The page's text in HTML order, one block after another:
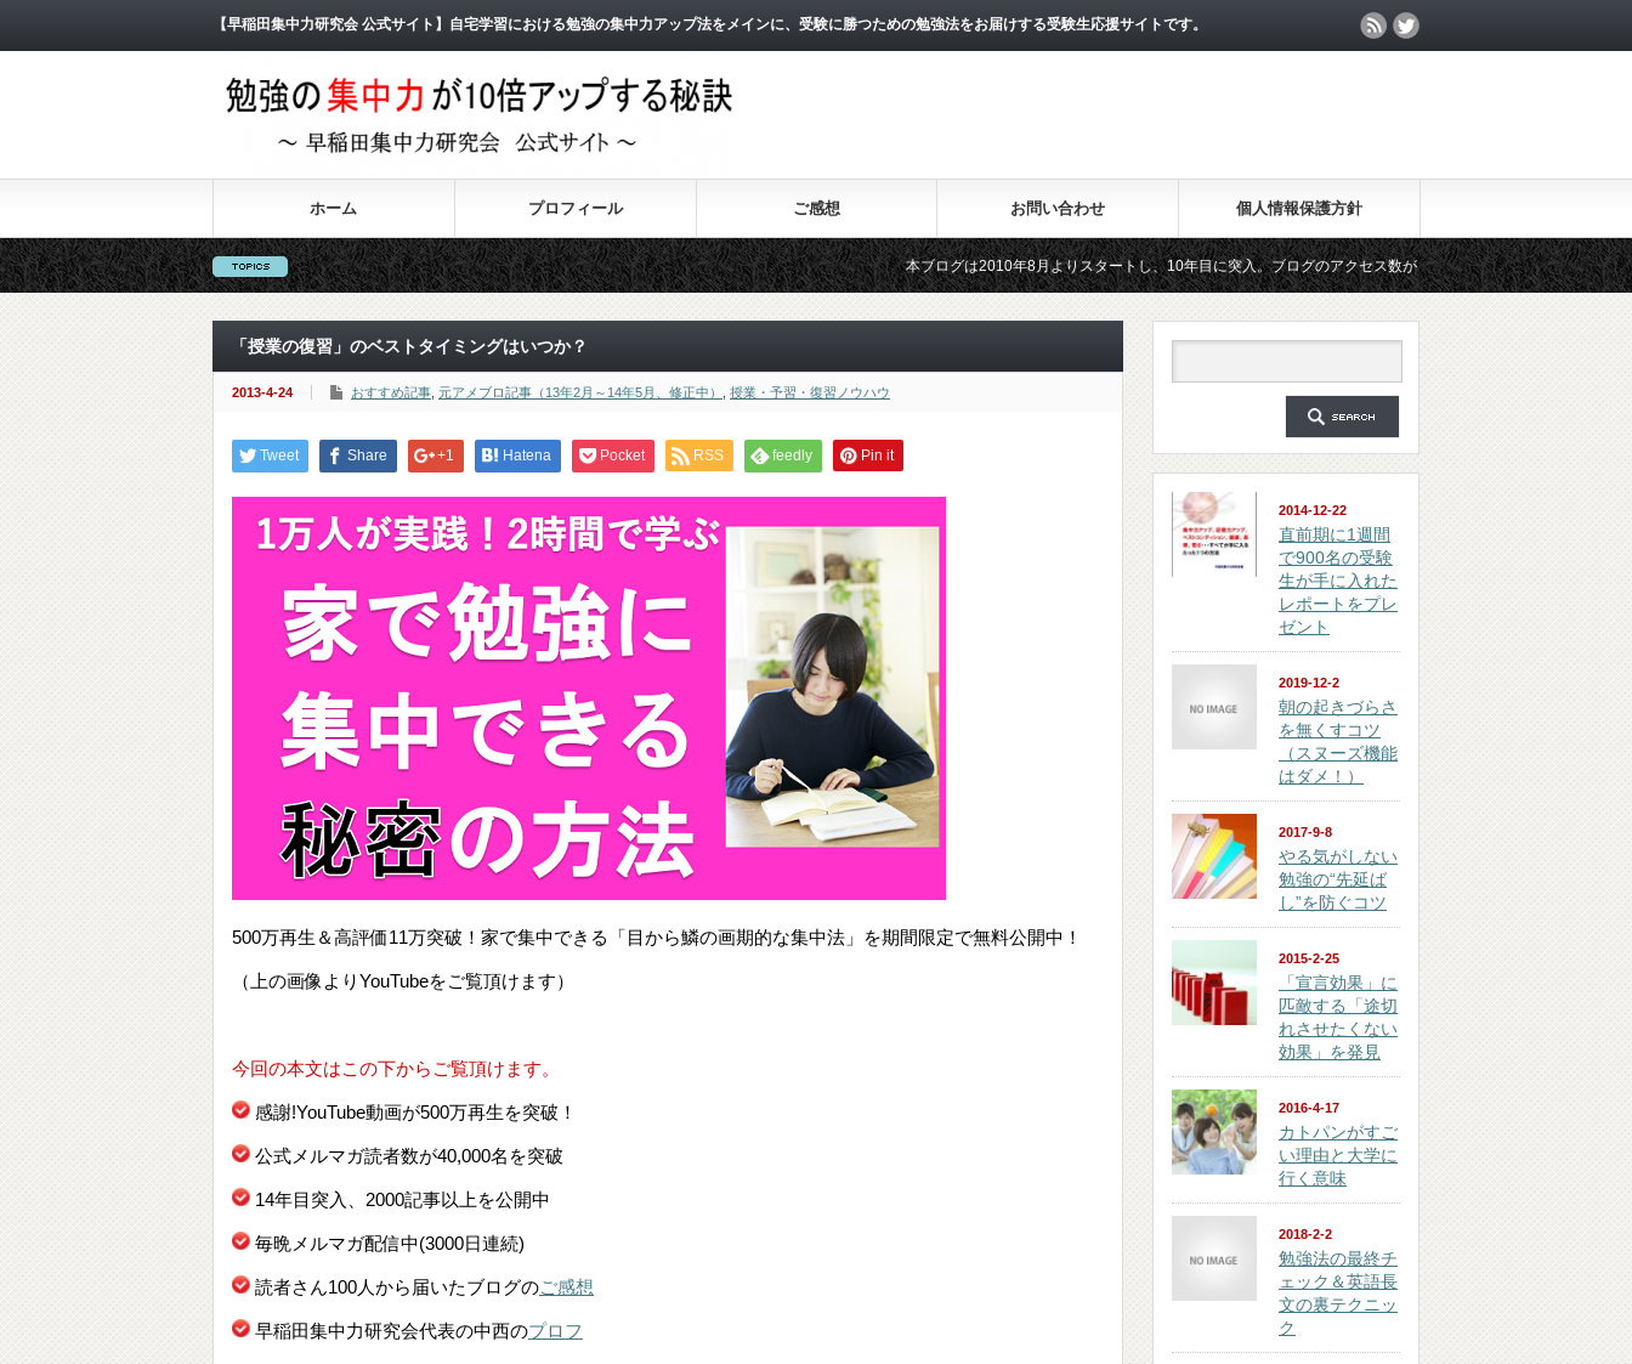
【早稲田集中力研究会 公式サイト】自宅学習における勉強の集中力アップ法をメインに、受験に勝つための勉強法をお届けする受験生応援サイトです。
ホーム プロフィール ご感想 お問い合わせ 個人情報保護方針
本ブログは2010年8月よりスタートし、10年目に突入。ブログのアクセス数が月間25万PV、公開記事数が2000記事を突破し
2011年3月よりスタートした無料メールマガジン「勉強の集中力が10倍アップする秘訣」は、2018年6月に総読者数が4万人
「授業の復習」のベストタイミングはいつか？
2013-4-24 おすすめ記事 元アメブロ記事（13年2月～14年5月、修正中） 授業・予習・復習ノウハウ
Tweet Share +1 Hatena Pocket RSS feedly Pin it
500万再生＆高評価11万突破！家で集中できる「目から鱗の画期的な集中法」を期間限定で無料公開中！
（上の画像よりYouTubeをご覧頂けます）
今回の本文はこの下からご覧頂けます。
感謝!YouTube動画が500万再生を突破！
公式メルマガ読者数が40,000名を突破
14年目突入、2000記事以上を公開中
毎晩メルマガ配信中(3000日連続)
読者さん100人から届いたブログのご感想
早稲田集中力研究会代表の中西のプロフ
2014-12-22
直前期に1週間
で900名の受験
生が手に入れた
レポートをプレ
ゼント
2019-12-2
朝の起きづらさ
を無くすコツ
（スヌーズ機能
はダメ！）
2017-9-8
やる気がしない
勉強の“先延ば
し”を防ぐコツ
2015-2-25
「宣言効果」に
匹敵する「途切
れさせたくない
効果」を発見
2016-4-17
カトパンがすご
い理由と大学に
行く意味
2018-2-2
勉強法の最終チ
ェック＆英語長
文の裏テクニッ
ク